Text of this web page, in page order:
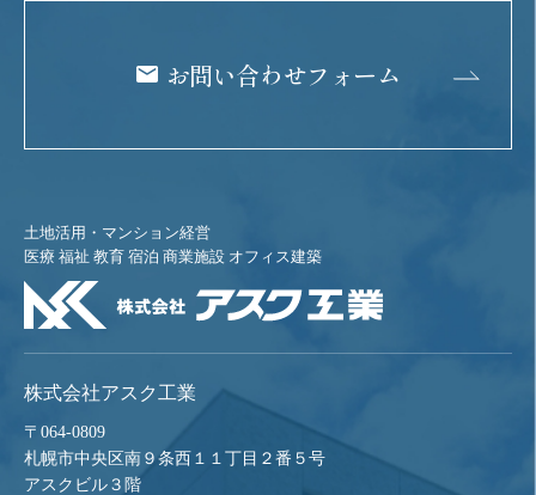
お問い合わせフォーム
土地活用・マンション経営
医療 福祉 教育 宿泊 商業施設 オフィス建築
株式会社アスク工業
〒064-0809
札幌市中央区南９条西１１丁目２番５号
アスクビル３階